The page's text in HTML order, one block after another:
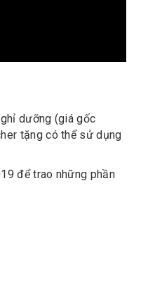
dưỡng (giá gốc
tặng có thể sử dụng
để trao những phần